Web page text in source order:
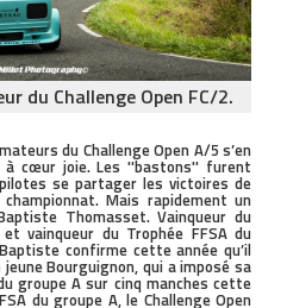
du Challenge Open FC/2.
du Challenge Open A/5 s’en
à cœur joie. Les ''bastons'' furent
se partager les victoires de
Mais rapidement un
Thomasset. Vainqueur du
vainqueur du Trophée FFSA du
confirme cette année qu’il
Bourguignon, qui a imposé sa
groupe A sur cinq manches cette
du groupe A, le Challenge Open